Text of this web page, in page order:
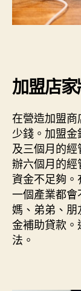
加盟店
在營造加盟
少錢。加盟
及三個月的
辦六個月的
資金不足夠
一個產業都
媽、弟弟、
金補助貸款
法。